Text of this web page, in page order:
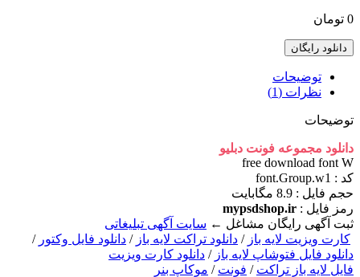
0 تومان
دانلود رایگان
توضیحات
نظرات (1)
توضیحات
دانلود مجموعه فونت دبلیو
free download font W
کد : font.Group.w1
حجم فايل : 8.9 مگابایت
رمز فایل : mypsdshop.ir
ثبت آگهی رایگان مشاغل ← سایت آگهی تبلیغاتی
کارت ویزیت لایه باز / دانلود تراکت لایه باز / دانلود فایل وکتور /
دانلود فایل فتوشاپ لایه باز / دانلود کارت ویزیت
فایل لایه باز تراکت / فونت / موکاپ بنر